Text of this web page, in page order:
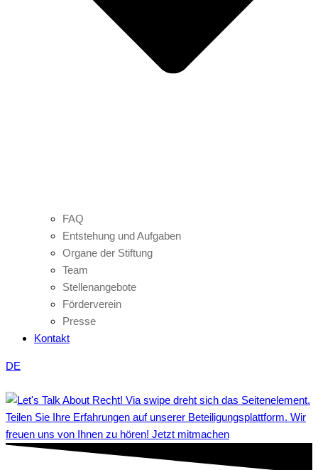
FAQ
Entstehung und Aufgaben
Organe der Stiftung
Team
Stellenangebote
Förderverein
Presse
Kontakt
DE
Teilen Sie Ihre Erfahrungen auf unserer Beteiligungsplattform. Wir
freuen uns von Ihnen zu hören! Jetzt mitmachen